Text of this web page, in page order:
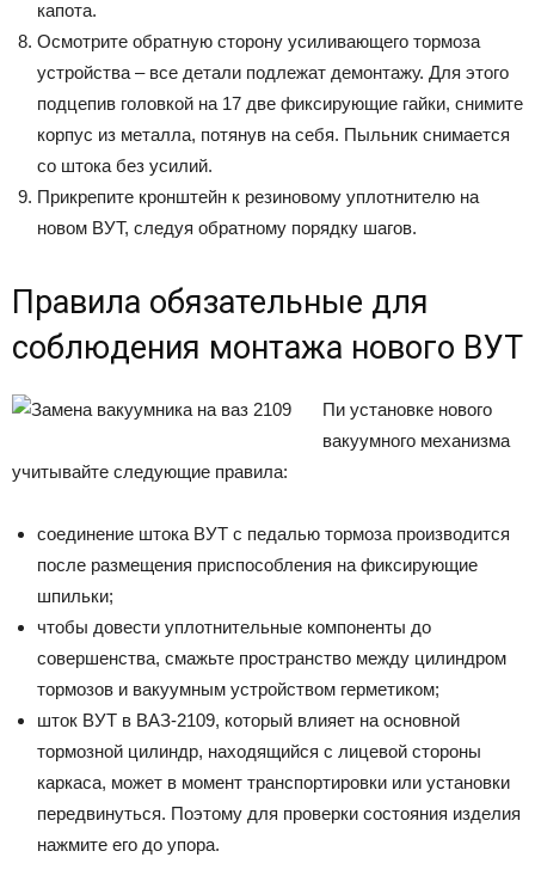
капота.
Осмотрите обратную сторону усиливающего тормоза
устройства – все детали подлежат демонтажу. Для этого
подцепив головкой на 17 две фиксирующие гайки, снимите
корпус из металла, потянув на себя. Пыльник снимается
со штока без усилий.
Прикрепите кронштейн к резиновому уплотнителю на
новом ВУТ, следуя обратному порядку шагов.
Правила обязательные для
соблюдения монтажа нового ВУТ
Пи установке нового
вакуумного механизма
учитывайте следующие правила:
соединение штока ВУТ с педалью тормоза производится
после размещения приспособления на фиксирующие
шпильки;
чтобы довести уплотнительные компоненты до
совершенства, смажьте пространство между цилиндром
тормозов и вакуумным устройством герметиком;
шток ВУТ в ВАЗ-2109, который влияет на основной
тормозной цилиндр, находящийся с лицевой стороны
каркаса, может в момент транспортировки или установки
передвинуться. Поэтому для проверки состояния изделия
нажмите его до упора.